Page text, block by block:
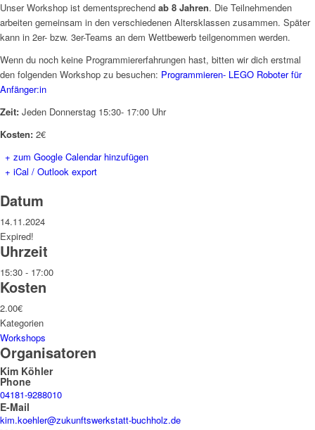
Unser Workshop ist dementsprechend ab 8 Jahren. Die Teilnehmenden
arbeiten gemeinsam in den verschiedenen Altersklassen zusammen. Später
kann in 2er- bzw. 3er-Teams an dem Wettbewerb teilgenommen werden.
Wenn du noch keine Programmiererfahrungen hast, bitten wir dich erstmal
den folgenden Workshop zu besuchen: Programmieren- LEGO Roboter für
Anfänger:in
Zeit: Jeden Donnerstag 15:30- 17:00 Uhr
Kosten: 2€
+ zum Google Calendar hinzufügen
+ iCal / Outlook export
Datum
14.11.2024
Expired!
Uhrzeit
15:30 - 17:00
Kosten
2.00€
Kategorien
Workshops
Organisatoren
Kim Köhler
Phone
04181-9288010
E-Mail
kim.koehler@zukunftswerkstatt-buchholz.de